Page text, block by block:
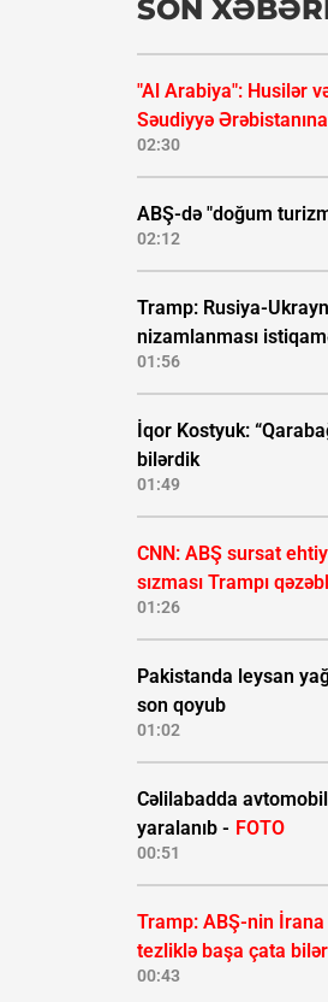
SON
"Al Arabiya": Husilər
Səudiyyə
02:30
ABŞ-də "doğum
02:12
Tramp: Rusiya-
nizamlanması
01:56
İqor Kostyuk:
bilərdik
01:49
CNN: ABŞ sursat
sızması Trampı
01:26
Pakistanda leysan
son qoyub
01:02
Cəlilabadda
yaralanıb - FOTO
00:51
Tramp: ABŞ-nin İrana
tezliklə başa çata bilər
00:43